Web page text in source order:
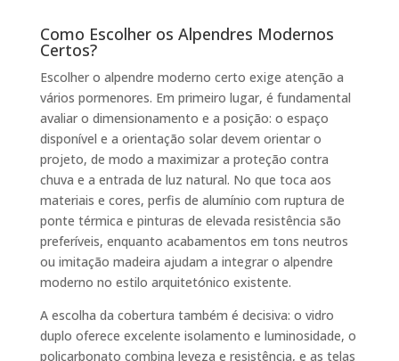
Como Escolher os Alpendres Modernos
Certos?
Escolher o alpendre moderno certo exige atenção a
vários pormenores. Em primeiro lugar, é fundamental
avaliar o dimensionamento e a posição: o espaço
disponível e a orientação solar devem orientar o
projeto, de modo a maximizar a proteção contra
chuva e a entrada de luz natural. No que toca aos
materiais e cores, perfis de alumínio com ruptura de
ponte térmica e pinturas de elevada resistência são
preferíveis, enquanto acabamentos em tons neutros
ou imitação madeira ajudam a integrar o alpendre
moderno no estilo arquitetónico existente.
A escolha da cobertura também é decisiva: o vidro
duplo oferece excelente isolamento e luminosidade, o
policarbonato combina leveza e resistência, e as telas